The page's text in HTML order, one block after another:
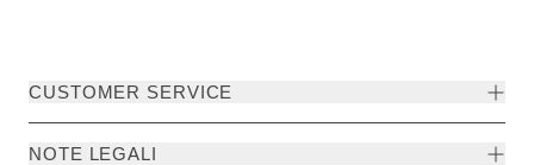
CUSTOMER SERVICE
NOTE LEGALI